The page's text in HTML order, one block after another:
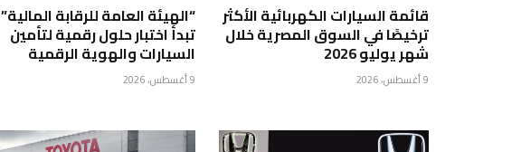
قائمة السيارات الكهربائية الأكثر
ترخيصًا في السوق المصرية خلال
شهر يوليو 2026
9 أغسطس، 2026
“الهيئة العامة للرقابة المالية”
تبدأ اختبار حلول رقمية لتأمين
السيارات والهوية الرقمية
9 أغسطس، 2026